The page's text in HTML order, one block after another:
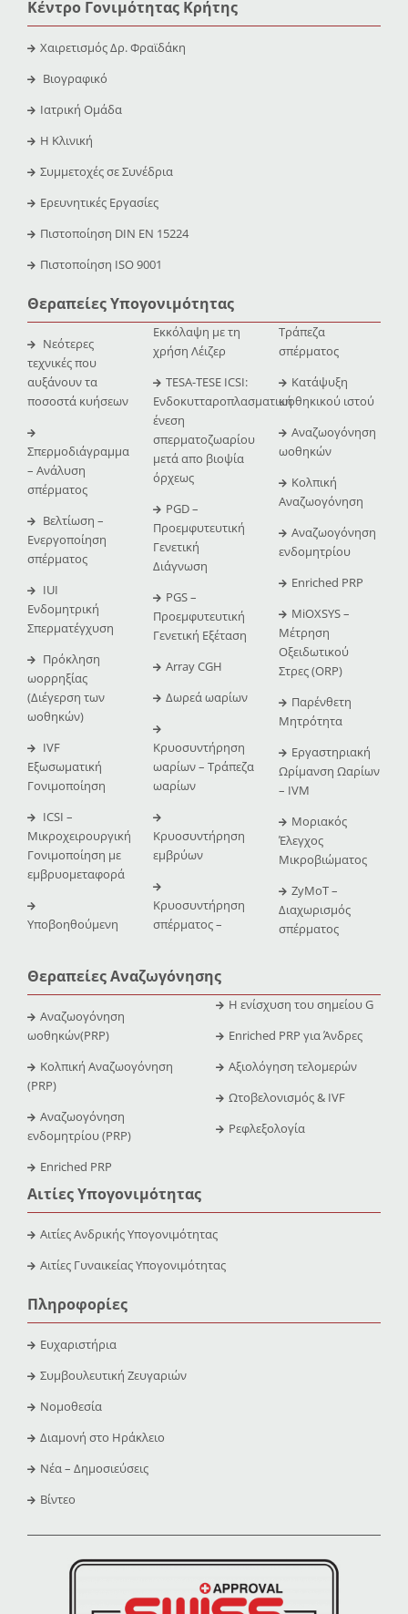
Κέντρο Γονιμότητας Κρήτης
Χαιρετισμός Δρ. Φραϊδάκη
Βιογραφικό
Ιατρική Ομάδα
Η Κλινική
Συμμετοχές σε Συνέδρια
Ερευνητικές Εργασίες
Πιστοποίηση DIN EN 15224
Πιστοποίηση ISO 9001
Θεραπείες Υπογονιμότητας
Νεότερες
τεχνικές που
αυξάνουν τα
ποσοστά κυήσεων
Σπερμοδιάγραμμα
– Ανάλυση
σπέρματος
Βελτίωση –
Ενεργοποίηση
σπέρματος
IUI
Ενδομητρική
Σπερματέγχυση
Πρόκληση
ωορρηξίας
(Διέγερση των
ωοθηκών)
IVF
Εξωσωματική
Γονιμοποίηση
ICSI –
Μικροχειρουργική
Γονιμοποίηση με
εμβρυομεταφορά
Υποβοηθούμενη
Εκκόλαψη με τη
χρήση Λέιζερ
TESA-TESE ICSI:
Ενδοκυτταροπλασματική
ένεση
σπερματοζωαρίου
μετά απο βιοψία
όρχεως
PGD –
Προεμφυτευτική
Γενετική
Διάγνωση
PGS –
Προεμφυτευτική
Γενετική Εξέταση
Array CGH
Δωρεά ωαρίων
Κρυοσυντήρηση
ωαρίων – Τράπεζα
ωαρίων
Κρυοσυντήρηση
εμβρύων
Κρυοσυντήρηση
σπέρματος –
Τράπεζα
σπέρματος
Κατάψυξη
ωοθηκικού ιστού
Αναζωογόνηση
ωοθηκών
Κολπική
Αναζωογόνηση
Αναζωογόνηση
ενδομητρίου
Enriched PRP
MiOXSYS –
Μέτρηση
Οξειδωτικού
Στρες (ORP)
Παρένθετη
Μητρότητα
Εργαστηριακή
Ωρίμανση Ωαρίων
– IVM
Μοριακός
Έλεγχος
Μικροβιώματος
ZyMoT –
Διαχωρισμός
σπέρματος
Θεραπείες Αναζωγόνησης
Αναζωογόνηση
ωοθηκών(PRP)
Κολπική Αναζωογόνηση
(PRP)
Αναζωογόνηση
ενδομητρίου (PRP)
Enriched PRP
Η ενίσχυση του σημείου G
Enriched PRP για Άνδρες
Αξιολόγηση τελομερών
Ωτοβελονισμός & IVF
Ρεφλεξολογία
Αιτίες Υπογονιμότητας
Αιτίες Ανδρικής Υπογονιμότητας
Αιτίες Γυναικείας Υπογονιμότητας
Πληροφορίες
Ευχαριστήρια
Συμβουλευτική Ζευγαριών
Νομοθεσία
Διαμονή στο Ηράκλειο
Νέα – Δημοσιεύσεις
Βίντεο